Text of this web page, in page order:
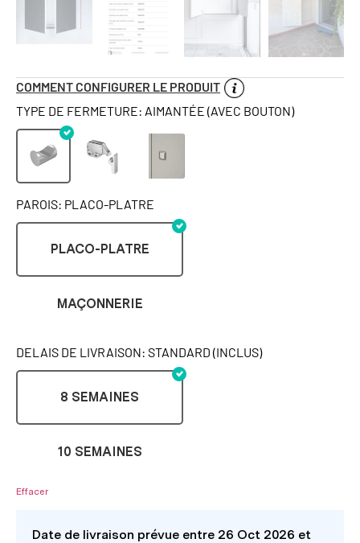
COMMENT CONFIGURER LE PRODUIT
TYPE DE FERMETURE: AIMANTÉE (AVEC BOUTON)
PAROIS: PLACO-PLATRE
PLACO-PLATRE
MAÇONNERIE
DELAIS DE LIVRAISON: STANDARD (INCLUS)
8 SEMAINES
10 SEMAINES
Effacer
Date de livraison prévue entre 26 Oct 2026 et